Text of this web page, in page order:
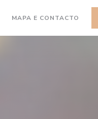
MAPA E CONTACTO